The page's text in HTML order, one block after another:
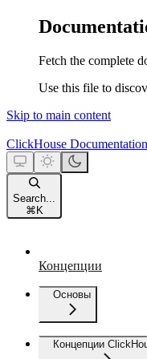
Fetch the complete
Use this file to
Skip to main content
ClickHouse Documentation
Search...
⌘ K
Концепции
Основы
Концепции